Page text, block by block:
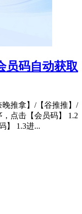
员码自动获取
推拿】/【谷推推】/
，点击【会员码】 1.2
】 1.3进...